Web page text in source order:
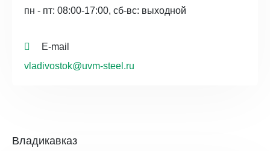
пн - пт: 08:00-17:00, сб-вс: выходной
E-mail
vladivostok@uvm-steel.ru
Владикавказ